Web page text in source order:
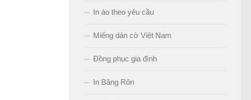
In áo theo yêu cầu
Miếng dán cờ Việt Nam
Đồng phục gia đình
In Băng Rôn